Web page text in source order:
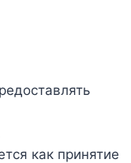
как принятие